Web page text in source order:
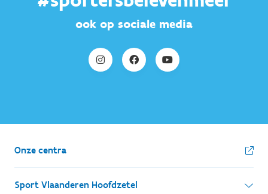
ook op sociale media
Onze centra
Sport Vlaanderen Hoofdzetel